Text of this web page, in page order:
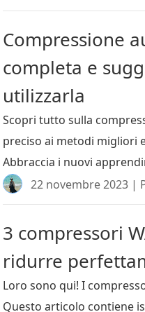
Compressione
completa e
utilizzarla
Scopri tutto sulla
preciso ai metodi migliori
Abbraccia i nuovi
22 novembre 2023 |
3 compressori
ridurre
Loro sono qui! I
Questo articolo contiene